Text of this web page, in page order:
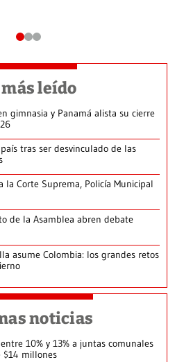
más leído
gimnasia y Panamá alista su cierre
tras ser desvinculado de las
la Corte Suprema, Policía Municipal
de la Asamblea abren debate
asume Colombia: los grandes retos
noticias
10% y 13% a juntas comunales
$14 millones